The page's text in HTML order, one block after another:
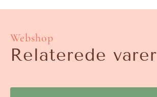
Webshop
Relaterede varer